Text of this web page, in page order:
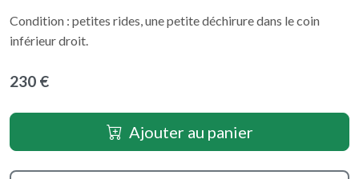
Condition : petites rides, une petite déchirure dans le coin
inférieur droit.
230 €
Ajouter au panier